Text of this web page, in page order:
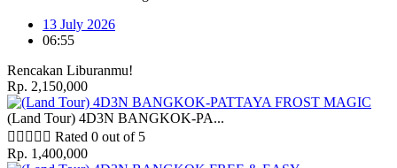
13 July 2026
06:55
Rencakan Liburanmu!
Rp. 2,150,000
(Land Tour) 4D3N BANGKOK-PA...
     Rated 0 out of 5
Rp. 1,400,000